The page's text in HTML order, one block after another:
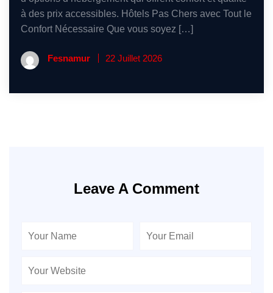
à des prix accessibles. Hôtels Pas Chers avec Tout le
Confort Nécessaire Que vous soyez […]
Fesnamur 22 Juillet 2026
Leave A Comment